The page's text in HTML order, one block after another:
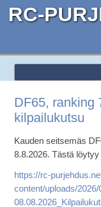
RC-
DF65, ranking
kilpailukutsu
Kauden seitsemäs
8.8.2026. Tästä
https://rc-
content/uploads/